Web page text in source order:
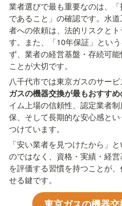
業者選びで最も重要なのは、
であること」の確認です。水
者への依頼は、法的リスクと
す。また、「10年保証」とい
ず、業者の経営基盤・存続可
ことが大切です。
八千代市では東京ガスのサービ
ガスの機器交換が最もおすす
イム上場の信頼性、認定業者
保、そして長期的な安心感と
つけています。
「安い業者を見つけたから」
のではなく、資格・実績・経
を評価する習慣を持つことが
せる鍵です。